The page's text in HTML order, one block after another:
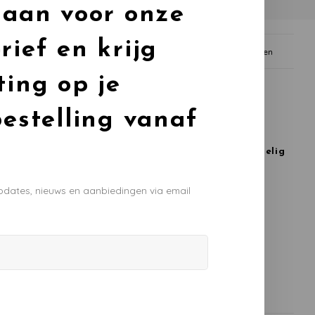
voor onze
en krijg
op je
vanaf
nieuws en aanbiedingen via email
Gratis afhalen in Linschoten
producten
Grand Prix Set 24-delig